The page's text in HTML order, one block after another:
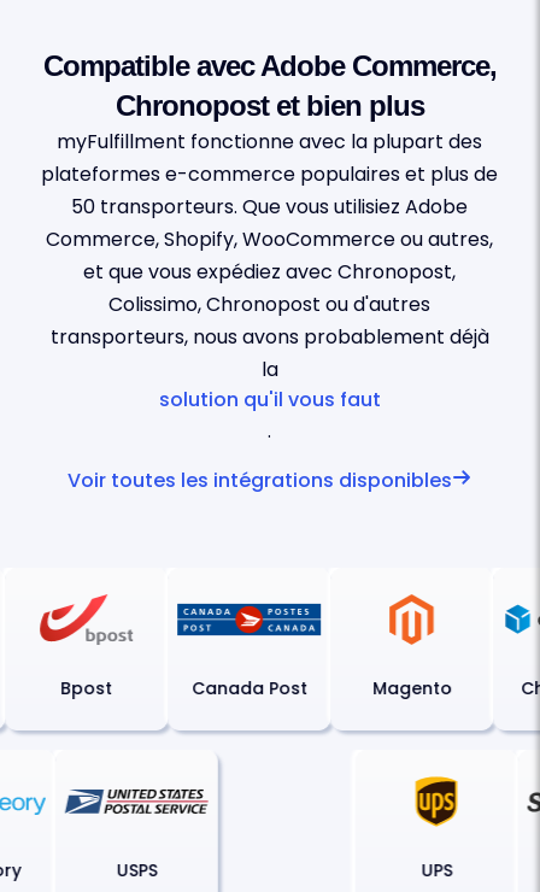
Compatible avec Adobe Commerce,
Chronopost et bien plus
myFulfillment fonctionne avec la plupart des
plateformes e-commerce populaires et plus de
50 transporteurs. Que vous utilisiez Adobe
Commerce, Shopify, WooCommerce ou autres,
et que vous expédiez avec Chronopost,
Colissimo, Chronopost ou d'autres
transporteurs, nous avons probablement déjà
la
solution qu'il vous faut
.
Voir toutes les intégrations disponibles
Bpost Canada Post Magento
USPS UPS